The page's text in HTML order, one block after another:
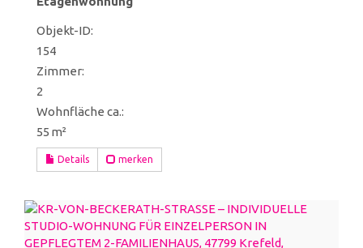
Objekt-ID:
154
Zimmer:
2
Wohnfläche ca.:
55 m²
Details merken